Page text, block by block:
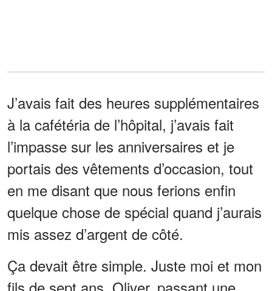
J’avais fait des heures supplémentaires
à la cafétéria de l’hôpital, j’avais fait
l’impasse sur les anniversaires et je
portais des vêtements d’occasion, tout
en me disant que nous ferions enfin
quelque chose de spécial quand j’aurais
mis assez d’argent de côté.
Ça devait être simple. Juste moi et mon